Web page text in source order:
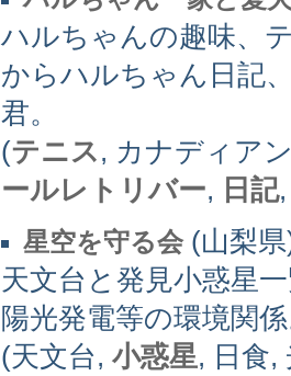
ハルちゃんの趣味、
からハルちゃん日記
君。
(テニス, カナディア
ールレトリバー, 日記
星空を守る会(山梨県
天文台と発見小惑星
陽光発電等の環境関
(天文台, 小惑星, 日食,